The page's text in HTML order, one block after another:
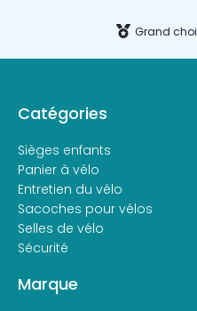
Grand
Catégories
Sièges enfants
Panier à vélo
Entretien du vélo
Sacoches pour vélos
Selles de vélo
Sécurité
Marque